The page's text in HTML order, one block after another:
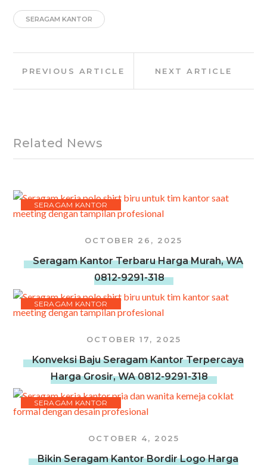
SERAGAM KANTOR
navigation
PREVIOUS ARTICLE NEXT ARTICLE
Related News
SERAGAM KANTOR
OCTOBER 26, 2025
Seragam Kantor Terbaru Harga Murah, WA
0812-9291-318
SERAGAM KANTOR
OCTOBER 17, 2025
Konveksi Baju Seragam Kantor Terpercaya
Harga Grosir, WA 0812-9291-318
SERAGAM KANTOR
OCTOBER 4, 2025
Bikin Seragam Kantor Bordir Logo Harga